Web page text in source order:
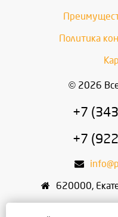
Политика
© 2026
+7
+7
620000,